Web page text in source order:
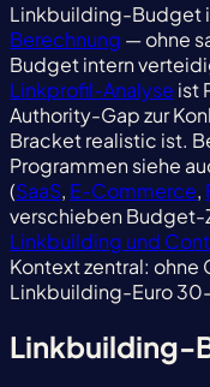
Linkbuilding-Budget
Berechnung — ohne
Budget intern
Linkprofil-Analyse ist
Authority-Gap zur
Bracket realistic ist.
Programmen siehe
(SaaS, E-Commerce,
verschieben Budget-
Linkbuilding und
Kontext zentral:
Linkbuilding-Euro
Linkbuilding-